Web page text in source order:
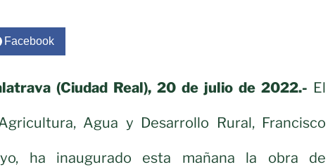
Facebook
(Ciudad Real), 20 de julio de 2022.- El
Agua y Desarrollo Rural, Francisco
ha inaugurado esta mañana la obra de